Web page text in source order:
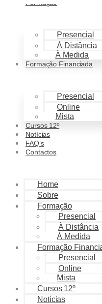
Pular para o conteúdo
Formação
Presencial
À Distância
À Medida
Formação Financiada
Presencial
Online
Mista
Cursos 12º
Notícias
FAQ’s
Contactos
Home
Sobre
Formação
Presencial
À Distância
À Medida
Formação
Presencial
Online
Mista
Cursos 12º
Notícias